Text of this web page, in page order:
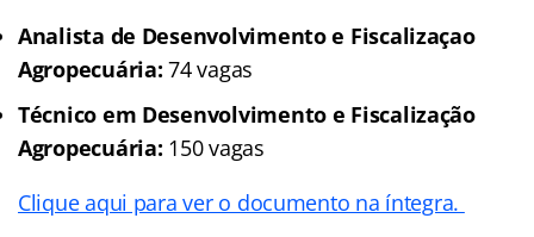
Analista de Desenvolvimento e Fiscalizaçao
Agropecuária: 74 vagas
Técnico em Desenvolvimento e Fiscalização
Agropecuária: 150 vagas
Clique aqui para ver o documento na íntegra.